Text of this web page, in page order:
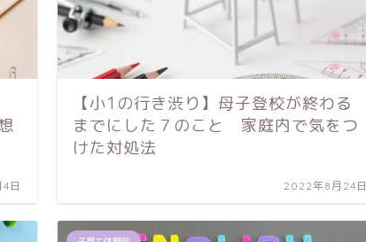
日
【小1の行き渋り】母子登校が終わる
までにした７のこと 家庭内で気をつ
けた対処法
2022年8月24日